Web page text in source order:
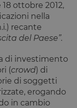
ottobre 2012,
nella
recante
del Paese”.
di investimento
(crowd) di
di soggetti
erogando
in cambio